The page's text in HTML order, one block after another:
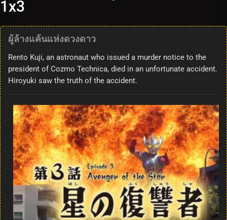
1x3
ผู้ล้างแค้นแห่งดวงดาว
Rento Kuji, an astronaut who issued a murder notice to the
president of Cozmo Technica, died in an unfortunate accident.
Hiroyuki saw the truth of the accident.